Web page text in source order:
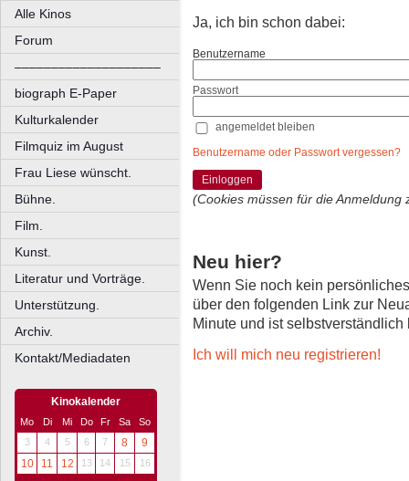
Alle Kinos
Forum
––––––––––––––––––––
biograph E-Paper
Kulturkalender
Filmquiz im August
Frau Liese wünscht.
Bühne.
Film.
Kunst.
Literatur und Vorträge.
Unterstützung.
Archiv.
Kontakt/Mediadaten
Kinokalender
Mo Di Mi Do Fr Sa
So
3
4 5 6 7 8
9
10
11 12 13 14 15 16
Ja, ich bin schon dabei:
Benutzername
Passwort
angemeldet bleiben
Benutzername oder Passwort vergessen?
Einloggen
(Cookies müssen für die Anmeldung
Neu hier?
Wenn Sie noch kein
über den folgenden Link zur
Minute und ist selbstverständlich
Ich will mich neu registrieren!